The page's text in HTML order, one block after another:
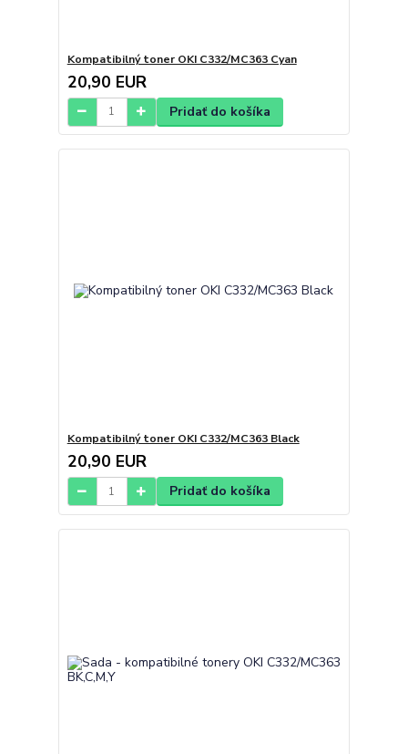
Kompatibilný toner OKI C332/MC363 Cyan
20,90 EUR
Pridať do košíka
Kompatibilný toner OKI C332/MC363 Black
20,90 EUR
Pridať do košíka